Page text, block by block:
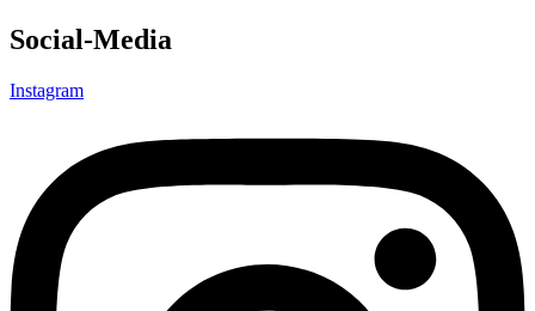
Social-Media
Instagram